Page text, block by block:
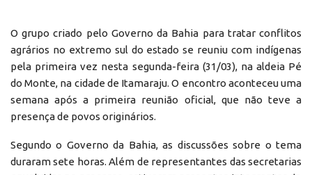
O grupo criado pelo Governo da Bahia para tratar conflitos
agrários no extremo sul do estado se reuniu com indígenas
pela primeira vez nesta segunda-feira (31/03), na aldeia Pé
do Monte, na cidade de Itamaraju. O encontro aconteceu uma
semana após a primeira reunião oficial, que não teve a
presença de povos originários.
Segundo o Governo da Bahia, as discussões sobre o tema
duraram sete horas. Além de representantes das secretarias